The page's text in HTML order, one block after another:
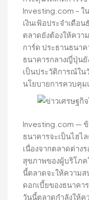
Investing.com – ใ
เงินเฟ้อประจำเดือ
ตลาดยังต้องให้คว
การ์ด ประธานธนา
ธนาคารกลางญี่ปุ่นยั
เป็นประวัติการณ์ใน
นโยบายการควบคุม
Investing.com —
ธนาคารจะเป็นไฮ
เนื่องจากตลาดต่าง
สุขภาพของผู้บริโภ
นี้ตลาดจะให้ความส
ดอกเบี้ยของธนาคา
วันนี้ตลาดกำลังให้ค